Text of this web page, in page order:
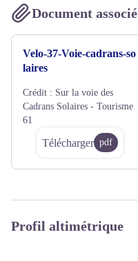
Document associé
Velo-37-Voie-cadrans-so
laires
Crédit : Sur la voie des
Cadrans Solaires - Tourisme
61
Télécharger pdf
Profil altimétrique